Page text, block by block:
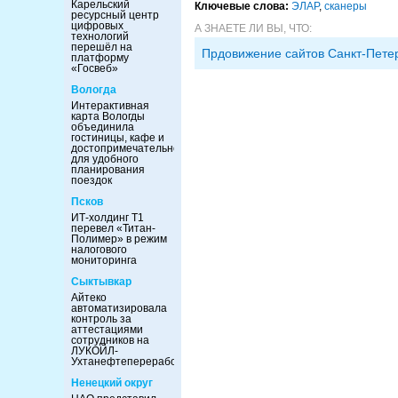
Карельский
ресурсный центр
цифровых
технологий
перешёл на
платформу
«Госвеб»
Вологда
Интерактивная
карта Вологды
объединила
гостиницы, кафе и
достопримечательности
для удобного
планирования
поездок
Псков
ИТ-холдинг Т1
перевел «Титан-
Полимер» в режим
налогового
мониторинга
Сыктывкар
Айтеко
автоматизировала
контроль за
аттестациями
сотрудников на
ЛУКОЙЛ-
Ухтанефтепереработка
Ненецкий округ
Ключевые слова: ЭЛАР, сканеры
А ЗНАЕТЕ ЛИ ВЫ, ЧТО:
Прдовижение сайтов Санкт-